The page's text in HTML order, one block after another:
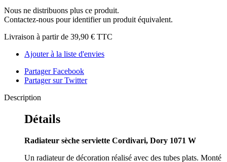
Nous ne distribuons plus ce produit.
Contactez-nous pour identifier un produit équivalent.
Livraison à partir de 39,90 € TTC
Ajouter à la liste d'envies
Partager Facebook
Partager sur Twitter
Description
Détails
Radiateur sèche serviette Cordivari, Dory 1071 W
Un radiateur de décoration réalisé avec des tubes plats. Monté